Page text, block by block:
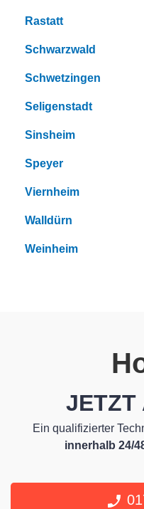
Rastatt
Schwarzwald
Schwetzingen
Seligenstadt
Sinsheim
Speyer
Viernheim
Walldürn
Weinheim
JETZT
Ein qualifizierter
innerhalb 24/